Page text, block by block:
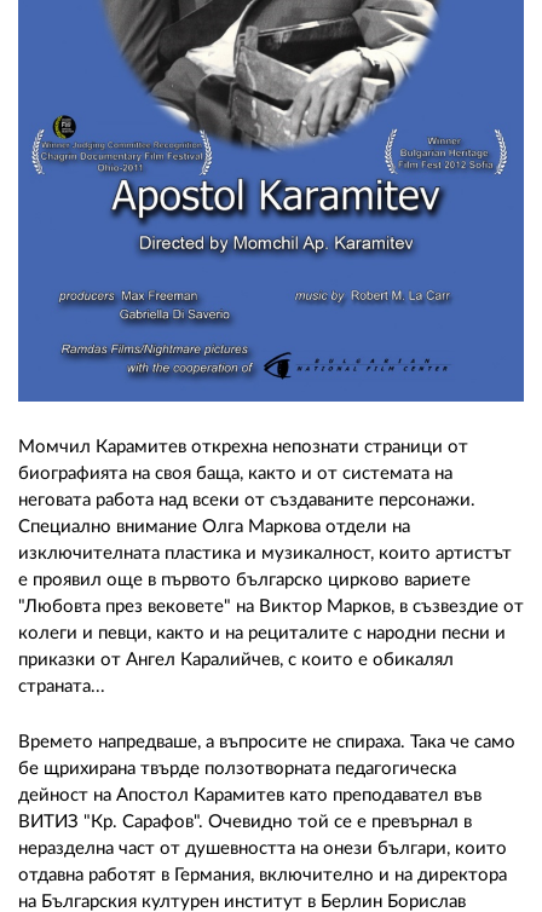
Момчил Карамитев открехна непознати страници от
биографията на своя баща, както и от системата на
неговата работа над всеки от създаваните персонажи.
Специално внимание Олга Маркова отдели на
изключителната пластика и музикалност, които артистът
е проявил още в първото българско цирково вариете
"Любовта през вековете" на Виктор Марков, в съзвездие от
колеги и певци, както и на рециталите с народни песни и
приказки от Ангел Каралийчев, с които е обикалял
страната...
Времето напредваше, а въпросите не спираха. Така че само
бе щрихирана твърде ползотворната педагогическа
дейност на Апостол Карамитев като преподавател във
ВИТИЗ "Кр. Сарафов". Очевидно той се е превърнал в
неразделна част от душевността на онези българи, които
отдавна работят в Германия, включително и на директора
на Българския културен институт в Берлин Борислав